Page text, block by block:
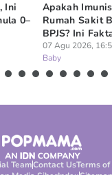
Ini
0–
Apakah
Rumah Sakit
BPJS? Ini
07 Agu 2026,
Baby
TeamContact UsTerms